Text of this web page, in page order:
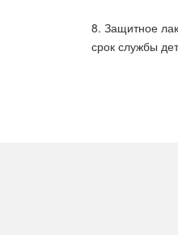
8. Защитное
срок службы